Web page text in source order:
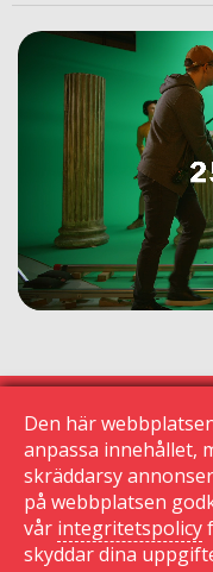
©
Kontakta oss |
Den här
anpassa innehållet,
skräddarsy
på webbplatsen
vår integritetspolicy
skyddar dina